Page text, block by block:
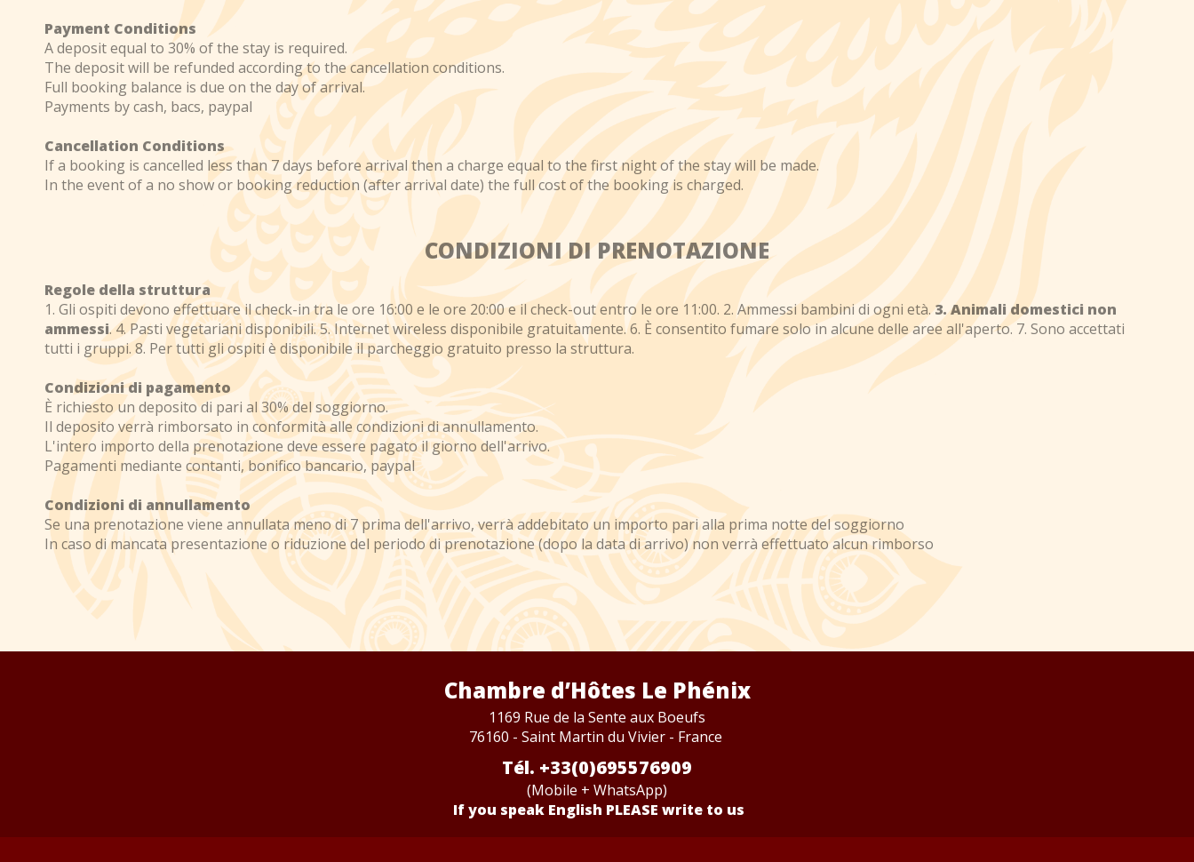
Payment Conditions
A deposit equal to 30% of the stay is required.
The deposit will be refunded according to the cancellation conditions.
Full booking balance is due on the day of arrival.
Payments by cash, bacs, paypal
Cancellation Conditions
If a booking is cancelled less than 7 days before arrival then a charge equal to the first night of the stay will be made.
In the event of a no show or booking reduction (after arrival date) the full cost of the booking is charged.
CONDIZIONI DI PRENOTAZIONE
Regole della struttura
1. Gli ospiti devono effettuare il check-in tra le ore 16:00 e le ore 20:00 e il check-out entro le ore 11:00. 2. Ammessi bambini di ogni età.3. Animali domestici non
ammessi. 4. Pasti vegetariani disponibili. 5. Internet wireless disponibile gratuitamente. 6. È consentito fumare solo in alcune delle aree all'aperto. 7. Sono accettati
tutti i gruppi. 8. Per tutti gli ospiti è disponibile il parcheggio gratuito presso la struttura.
Condizioni di pagamento
È richiesto un deposito di pari al 30% del soggiorno.
Il deposito verrà rimborsato in conformità alle condizioni di annullamento.
L'intero importo della prenotazione deve essere pagato il giorno dell'arrivo.
Pagamenti mediante contanti, bonifico bancario, paypal
Condizioni di annullamento
Se una prenotazione viene annullata meno di 7 prima dell'arrivo, verrà addebitato un importo pari alla prima notte del soggiorno
In caso di mancata presentazione o riduzione del periodo di prenotazione (dopo la data di arrivo) non verrà effettuato alcun rimborso
Chambre d’Hôtes Le Phénix
1169 Rue de la Sente aux Boeufs
76160 - Saint Martin du Vivier - France
Tél. +33(0)695576909
(Mobile + WhatsApp)
If you speak English PLEASE write to us